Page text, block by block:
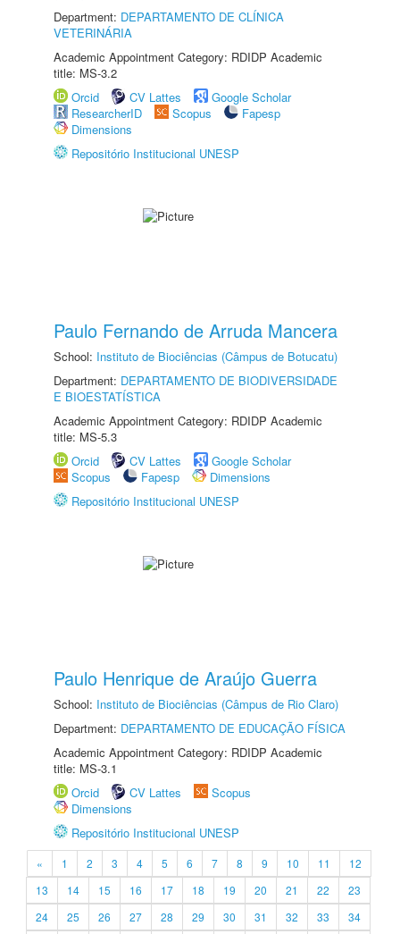
Department: DEPARTAMENTO DE CLÍNICA
VETERINÁRIA
Academic Appointment Category: RDIDP Academic
title: MS-3.2
Orcid
CV Lattes
Google Scholar
ResearcherID
Scopus
Fapesp
Dimensions
Repositório Institucional UNESP
Paulo Fernando de Arruda Mancera
School: Instituto de Biociências (Câmpus de Botucatu)
Department: DEPARTAMENTO DE BIODIVERSIDADE
E BIOESTATÍSTICA
Academic Appointment Category: RDIDP Academic
title: MS-5.3
Orcid
CV Lattes
Google Scholar
Scopus
Fapesp
Dimensions
Repositório Institucional UNESP
Paulo Henrique de Araújo Guerra
School: Instituto de Biociências (Câmpus de Rio Claro)
Department: DEPARTAMENTO DE EDUCAÇÃO FÍSICA
Academic Appointment Category: RDIDP Academic
title: MS-3.1
Orcid
CV Lattes
Scopus
Dimensions
Repositório Institucional UNESP
« 1 2 3 4 5 6 7 8 9 10 11
12
13
14 15 16 17 18 19 20 21 22
23
24
25 26 27 28 29 30 31 32 33
34